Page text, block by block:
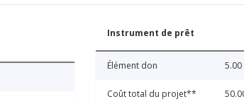
Instrument de prêt
Élément don 5.00
Coût total du projet**